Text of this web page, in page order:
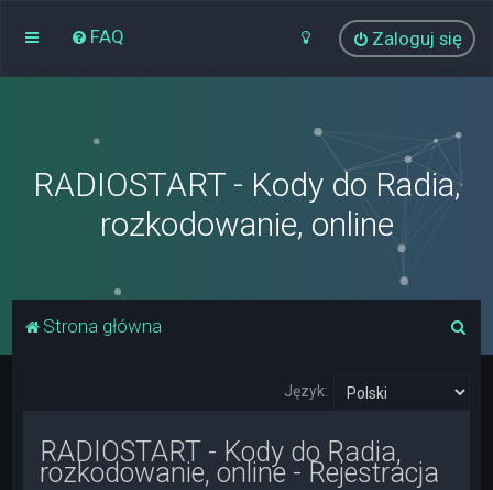
FAQ Zaloguj się
RADIOSTART - Kody do Radia,
rozkodowanie, online
Strona główna
Język:
RADIOSTART - Kody do Radia,
rozkodowanie, online - Rejestracja